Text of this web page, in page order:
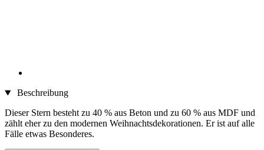
Beschreibung
Dieser Stern besteht zu 40 % aus Beton und zu 60 % aus MDF und
zählt eher zu den modernen Weihnachtsdekorationen. Er ist auf alle
Fälle etwas Besonderes.